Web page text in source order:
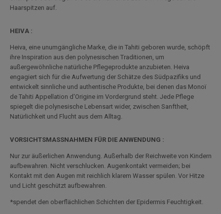
Haarspitzen auf.
HEIVA :
Heiva, eine unumgängliche Marke, die in Tahiti geboren wurde, schöpft
ihre Inspiration aus den polynesischen Traditionen, um
außergewöhnliche natürliche Pflegeprodukte anzubieten. Heiva
engagiert sich für die Aufwertung der Schätze des Südpazifiks und
entwickelt sinnliche und authentische Produkte, bei denen das Monoï
de Tahiti Appellation d'Origine im Vordergrund steht. Jede Pflege
spiegelt die polynesische Lebensart wider, zwischen Sanftheit,
Natürlichkeit und Flucht aus dem Alltag.
VORSICHTSMASSNAHMEN FÜR DIE ANWENDUNG :
Nur zur äußerlichen Anwendung. Außerhalb der Reichweite von Kindern
aufbewahren. Nicht verschlucken. Augenkontakt vermeiden; bei
Kontakt mit den Augen mit reichlich klarem Wasser spülen. Vor Hitze
und Licht geschützt aufbewahren.
*spendet den oberflächlichen Schichten der Epidermis Feuchtigkeit.